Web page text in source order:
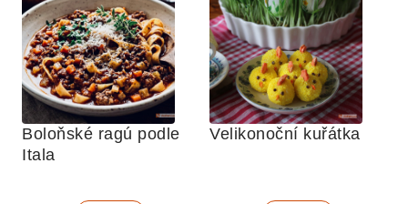
Boloňské ragú podle
Itala
Velikonoční kuřátka